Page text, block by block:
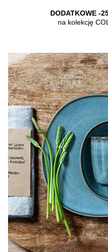
DODATKOWE -
na kolekcję